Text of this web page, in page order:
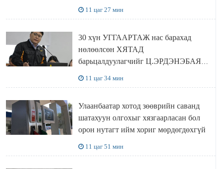
11 цаг 27 мин
30 хүн УГГААРТАЖ нас барахад
нөлөөлсөн ХЯТАД
барьцалдуулагчийг Ц.ЭРДЭНЭБАЯР
11 цаг 34 мин
Улаанбаатар хотод зөөврийн саванд
шатахуун олгохыг хязгаарласан бол
орон нутагт ийм хориг мөрдөгдөхгүй
11 цаг 51 мин